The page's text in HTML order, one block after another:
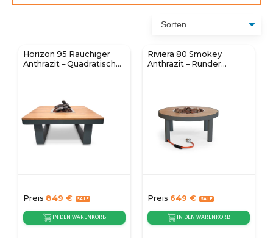
Horizon 95 Rauchiger
Anthrazit – Quadratischer
Preis 849 €
IN DEN WARENKORB
Riviera 80 Smokey
Anthrazit – Runder
Preis 649 €
IN DEN WARENKORB